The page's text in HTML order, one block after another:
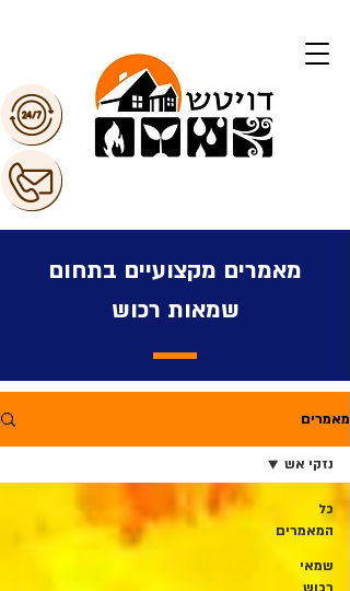
מאמרים מקצועיים בתחום
שמאות רכוש
מאמרים
כל
המאמרים
שמאי
נזקי אש